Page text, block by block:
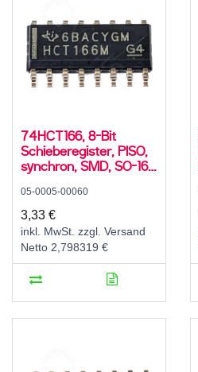
74HCT166, 8-Bit
Schieberegister, PISO,
synchron, SMD, SO-16,
-55..125 °C
05-0005-00060
3,33 €
inkl. MwSt. zzgl. Versand
Netto 2,798319 €